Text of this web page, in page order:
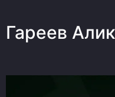
Гареев